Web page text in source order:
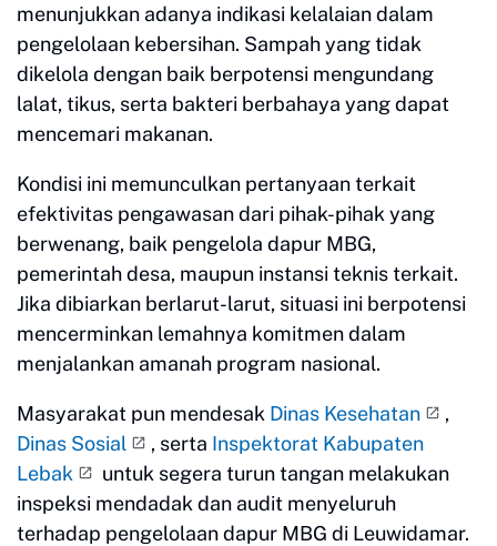
menunjukkan adanya indikasi kelalaian dalam
pengelolaan kebersihan. Sampah yang tidak
dikelola dengan baik berpotensi mengundang
lalat, tikus, serta bakteri berbahaya yang dapat
mencemari makanan.
Kondisi ini memunculkan pertanyaan terkait
efektivitas pengawasan dari pihak-pihak yang
berwenang, baik pengelola dapur MBG,
pemerintah desa, maupun instansi teknis terkait.
Jika dibiarkan berlarut-larut, situasi ini berpotensi
mencerminkan lemahnya komitmen dalam
menjalankan amanah program nasional.
Masyarakat pun mendesak Dinas Kesehatan
,
Dinas Sosial
, serta Inspektorat Kabupaten
Lebak
untuk segera turun tangan melakukan
inspeksi mendadak dan audit menyeluruh
terhadap pengelolaan dapur MBG di Leuwidamar.